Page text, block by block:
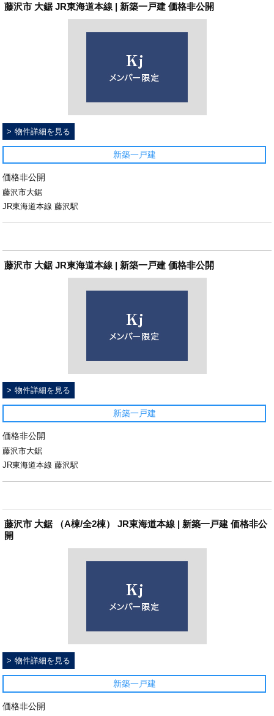
藤沢市 大鋸 JR東海道本線 | 新築一戸建 価格非公開
物件詳細を見る
新築一戸建
価格非公開
藤沢市大鋸
JR東海道本線 藤沢駅
藤沢市 大鋸 JR東海道本線 | 新築一戸建 価格非公開
物件詳細を見る
新築一戸建
価格非公開
藤沢市大鋸
JR東海道本線 藤沢駅
藤沢市 大鋸 （A棟/全2棟） JR東海道本線 | 新築一戸建 価格非公
開
物件詳細を見る
新築一戸建
価格非公開